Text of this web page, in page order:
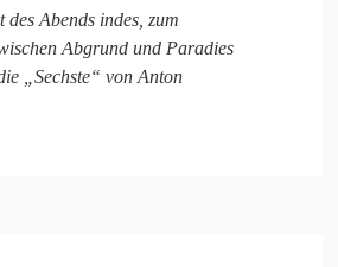
Abends indes, zum
Abgrund und Paradies
„Sechste“ von Anton